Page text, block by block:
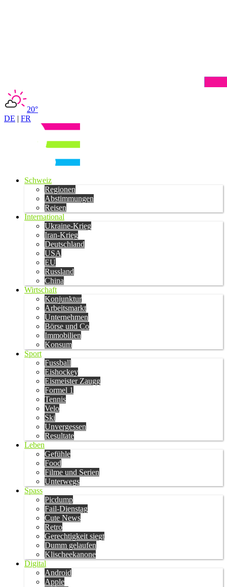
20°
DE | FR
Schweiz
Regionen
Abstimmungen
Reisen
International
Ukraine-Krieg
Iran-Krieg
Deutschland
USA
EU
Russland
China
Wirtschaft
Konjunktur
Arbeitsmarkt
Unternehmen
Börse und Co
Immobilien
Konsum
Sport
Fussball
Eishockey
Eismeister Zaugg
Formel 1
Tennis
Velo
Ski
Unvergessen
Resultate
Leben
Gefühle
Food
Filme und Serien
Unterwegs
Spass
Picdump
Fail-Dienstag
Cute News
Retro
Gerechtigkeit siegt
Dumm gelaufen
Klischeekanone
Digital
Android
Apple